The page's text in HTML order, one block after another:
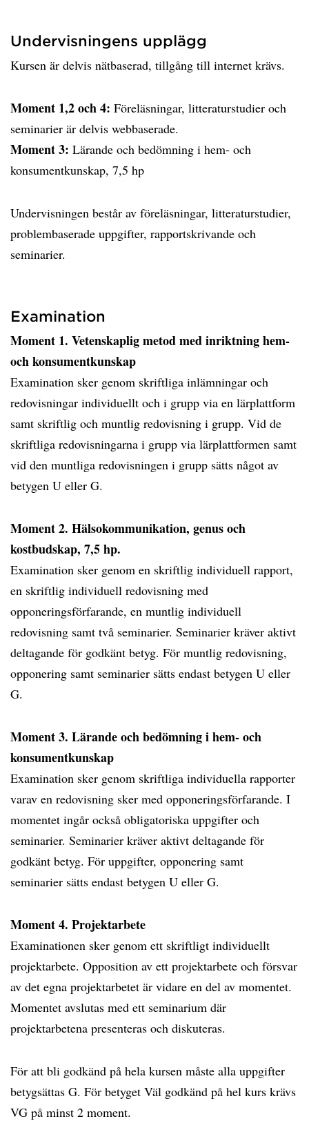
Undervisningens upplägg
Kursen är delvis nätbaserad, tillgång till internet krävs.
Moment 1,2 och 4: Föreläsningar, litteraturstudier och
seminarier är delvis webbaserade.
Moment 3: Lärande och bedömning i hem- och
konsumentkunskap, 7,5 hp
Undervisningen består av föreläsningar, litteraturstudier,
problembaserade uppgifter, rapportskrivande och
seminarier.
Examination
Moment 1. Vetenskaplig metod med inriktning hem-
och konsumentkunskap
Examination sker genom skriftliga inlämningar och
redovisningar individuellt och i grupp via en lärplattform
samt skriftlig och muntlig redovisning i grupp. Vid de
skriftliga redovisningarna i grupp via lärplattformen samt
vid den muntliga redovisningen i grupp sätts något av
betygen U eller G.
Moment 2. Hälsokommunikation, genus och
kostbudskap, 7,5 hp.
Examination sker genom en skriftlig individuell rapport,
en skriftlig individuell redovisning med
opponeringsförfarande, en muntlig individuell
redovisning samt två seminarier. Seminarier kräver aktivt
deltagande för godkänt betyg. För muntlig redovisning,
opponering samt seminarier sätts endast betygen U eller
G.
Moment 3. Lärande och bedömning i hem- och
konsumentkunskap
Examination sker genom skriftliga individuella rapporter
varav en redovisning sker med opponeringsförfarande. I
momentet ingår också obligatoriska uppgifter och
seminarier. Seminarier kräver aktivt deltagande för
godkänt betyg. För uppgifter, opponering samt
seminarier sätts endast betygen U eller G.
Moment 4. Projektarbete
Examinationen sker genom ett skriftligt individuellt
projektarbete. Opposition av ett projektarbete och försvar
av det egna projektarbetet är vidare en del av momentet.
Momentet avslutas med ett seminarium där
projektarbetena presenteras och diskuteras.
För att bli godkänd på hela kursen måste alla uppgifter
betygsättas G. För betyget Väl godkänd på hel kurs krävs
VG på minst 2 moment.